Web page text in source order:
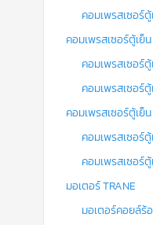
คอมเพรสเซอร์ตู้
คอมเพรสเซอร์ตู้เย็
คอมเพรสเซอร์
คอมเพรสเซอร์
คอมเพรสเซอร์ตู้เย็
คอมเพรสเซอร์ตู้
คอมเพรสเซอร์ตู้
มอเตอร์ TRANE
มอเตอร์คอยล์ร้